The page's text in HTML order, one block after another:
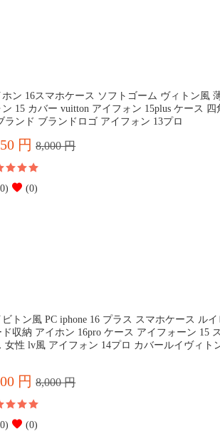
ホン 16スマホケース ソフトゴーム ヴィトン風
ン 15 カバー vuitton アイフォン 15plus ケース
ランド ブランドロゴ アイフォン 13プロ
円8,000 円
(0)
ビトン風 PC iphone 16 プラス スマホケース ル
ド収納 アイホン 16pro ケース アイフォーン 15
女性 lv風 アイフォン 14プロ カバールイヴィト
円8,000 円
(0)